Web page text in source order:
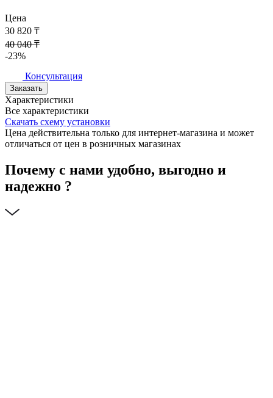
Цена
30 820 ₸
40 040 ₸
-23%
Консультация
Заказать
Характеристики
Все характеристики
Скачать схему установки
Цена действительна только для интернет-магазина и может
отличаться от цен в розничных магазинах
Почему с нами удобно, выгодно и
надежно ?